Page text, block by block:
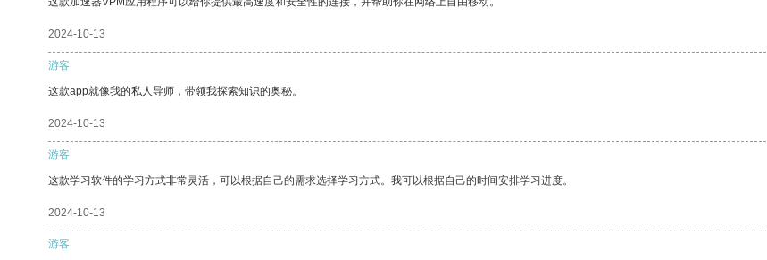
2024-10-13
游客
这款app就像我的私人导师，带领我探索知识的奥秘。
2024-10-13
游客
这款学习软件的学习方式非常灵活，可以根据自己的需求选择学习方式。我可以根据自己的时间安排学习进度。
2024-10-13
游客